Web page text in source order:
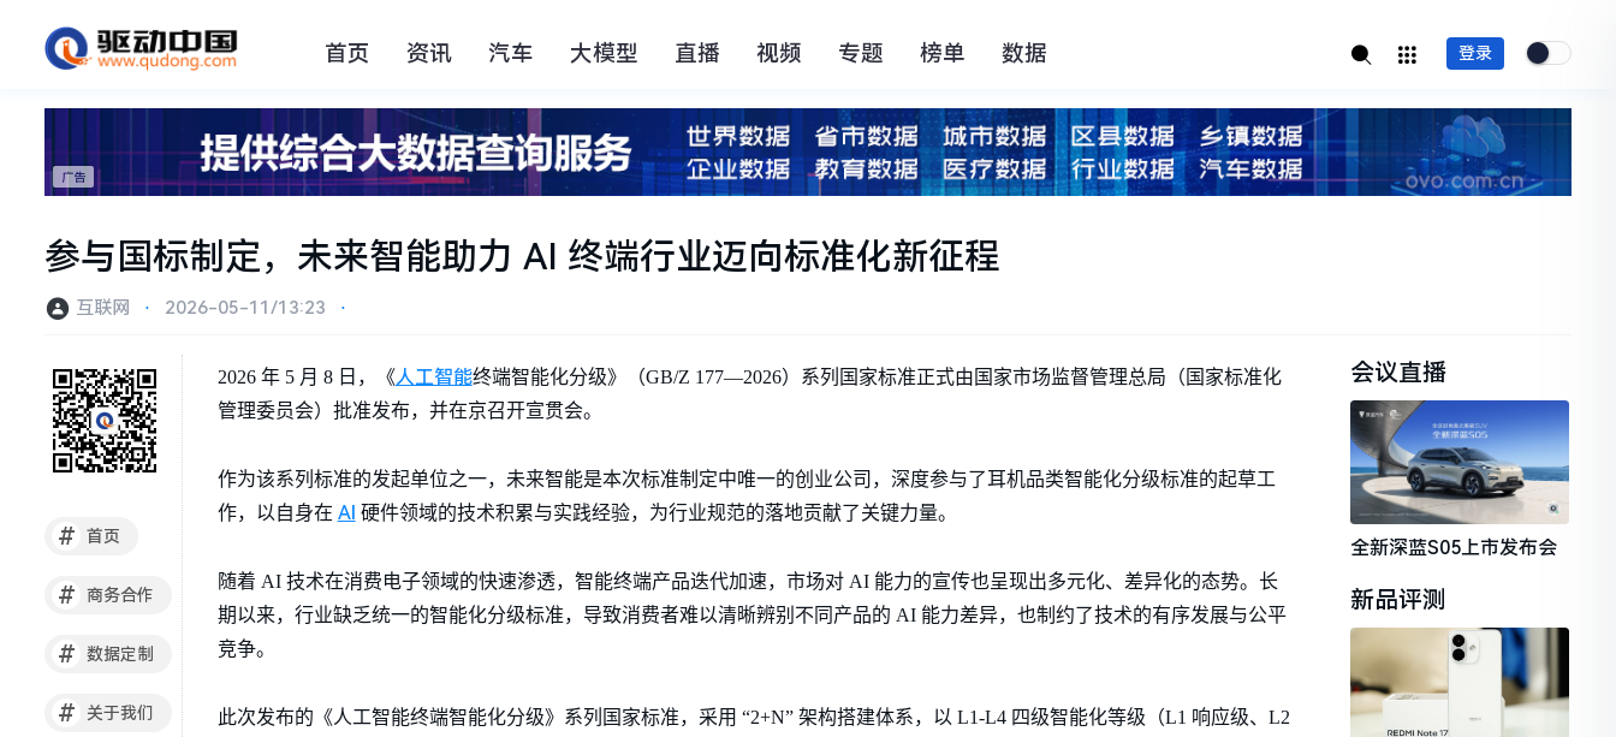
首页 资讯 汽车 大模型 直播 视频 专题 榜单 数据 登录
参与国标制定，未来智能助力 AI 终端行业迈向标准化新征程
互联网 ⋅ 2026-05-11/13:23 ⋅
# 首页
# 商务合作
# 数据定制
# 关于我们
2026 年 5 月 8 日，《人工智能终端智能化分级》（GB/Z 177—2026）系列国家标准正式由国家市场监督管理总局（国家标准化
管理委员会）批准发布，并在京召开宣贯会。
作为该系列标准的发起单位之一，未来智能是本次标准制定中唯一的创业公司，深度参与了耳机品类智能化分级标准的起草工
作，以自身在 AI 硬件领域的技术积累与实践经验，为行业规范的落地贡献了关键力量。
随着 AI 技术在消费电子领域的快速渗透，智能终端产品迭代加速，市场对 AI 能力的宣传也呈现出多元化、差异化的态势。长
期以来，行业缺乏统一的智能化分级标准，导致消费者难以清晰辨别不同产品的 AI 能力差异，也制约了技术的有序发展与公平
竞争。
此次发布的《人工智能终端智能化分级》系列国家标准，采用 “2+N” 架构搭建体系，以 L1-L4 四级智能化等级（L1 响应级、L2
会议直播
全新深蓝S05上市发布会
新品评测